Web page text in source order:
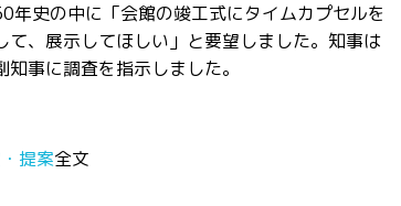
史の中に「会館の竣工式にタイムカプセルを
、展示してほしい」と要望しました。知事は
事に調査を指示しました。
提案全文